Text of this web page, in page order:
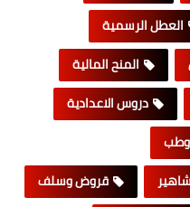
العطل الرسمية
المنح المالية
دروس الاعدادية
قروض وسلف